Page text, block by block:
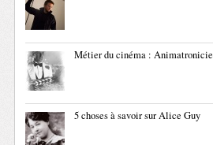
Métier du cinéma :
5 choses à savoir sur Alice Guy